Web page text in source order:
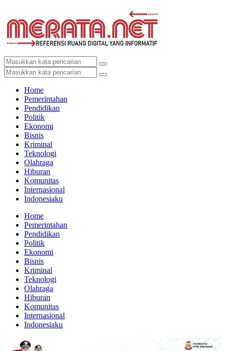
Home
Pemerintahan
Pendidikan
Politik
Ekonomi
Bisnis
Kriminal
Teknologi
Olahraga
Hiburan
Komunitas
Internasional
Indonesiaku
Home
Pemerintahan
Pendidikan
Politik
Ekonomi
Bisnis
Kriminal
Teknologi
Olahraga
Hiburan
Komunitas
Internasional
Indonesiaku